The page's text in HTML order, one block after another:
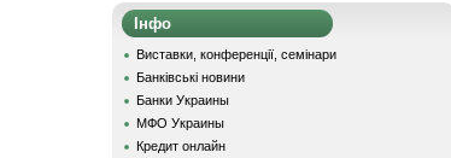
Інфо
Виставки, конференції, семінари
Банківські новини
Банки Украины
МФО Украины
Кредит онлайн